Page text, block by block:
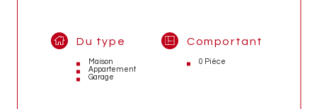
Du type
Maison
Appartement
Garage
Comportant
0 Pièce